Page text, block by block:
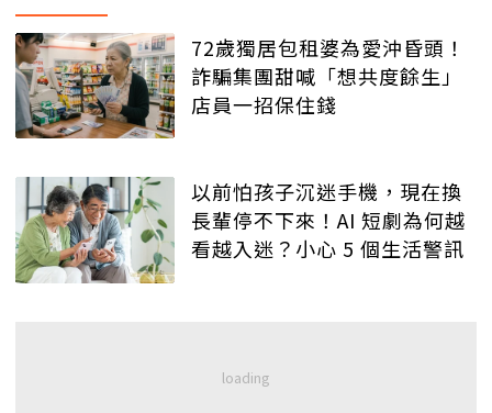
72歲獨居包租婆為愛沖昏頭！
詐騙集團甜喊「想共度餘生」
店員一招保住錢
以前怕孩子沉迷手機，現在換
長輩停不下來！AI 短劇為何越
看越入迷？小心 5 個生活警訊